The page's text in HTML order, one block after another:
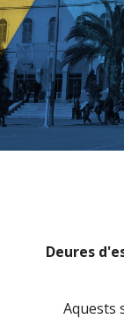
Deures
Aquests